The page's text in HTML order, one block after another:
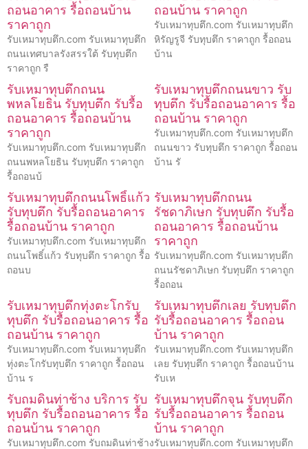
ถอนอาคาร รื้อถอนบ้าน
ราคาถูก
รับเหมาทุบตึก.com รับเหมาทุบตึก
ถนนเทศบาลรังสรรใต้ รับทุบตึก
ราคาถูก รื
ถอนบ้าน ราคาถูก
รับเหมาทุบตึก.com รับเหมาทุบตึก
หิรัญรูจี รับทุบตึก ราคาถูก รื้อถอน
บ้าน
รับเหมาทุบตึกถนน
พหลโยธิน รับทุบตึก รับรื้อ
ถอนอาคาร รื้อถอนบ้าน
ราคาถูก
รับเหมาทุบตึก.com รับเหมาทุบตึก
ถนนพหลโยธิน รับทุบตึก ราคาถูก
รื้อถอนบ้
รับเหมาทุบตึกถนนขาว รับ
ทุบตึก รับรื้อถอนอาคาร รื้อ
ถอนบ้าน ราคาถูก
รับเหมาทุบตึก.com รับเหมาทุบตึก
ถนนขาว รับทุบตึก ราคาถูก รื้อถอน
บ้าน รั
รับเหมาทุบตึกถนนโพธิ์แก้ว
รับทุบตึก รับรื้อถอนอาคาร
รื้อถอนบ้าน ราคาถูก
รับเหมาทุบตึก.com รับเหมาทุบตึก
ถนนโพธิ์แก้ว รับทุบตึก ราคาถูก รื้อ
ถอนบ
รับเหมาทุบตึกถนน
รัชดาภิเษก รับทุบตึก รับรื้อ
ถอนอาคาร รื้อถอนบ้าน
ราคาถูก
รับเหมาทุบตึก.com รับเหมาทุบตึก
ถนนรัชดาภิเษก รับทุบตึก ราคาถูก
รื้อถอน
รับเหมาทุบตึกทุ่งตะโกรับ
ทุบตึก รับรื้อถอนอาคาร รื้อ
ถอนบ้าน ราคาถูก
รับเหมาทุบตึก.com รับเหมาทุบตึก
ทุ่งตะโกรับทุบตึก ราคาถูก รื้อถอน
บ้าน ร
รับเหมาทุบตึกเลย รับทุบตึก
รับรื้อถอนอาคาร รื้อถอน
บ้าน ราคาถูก
รับเหมาทุบตึก.com รับเหมาทุบตึก
เลย รับทุบตึก ราคาถูก รื้อถอนบ้าน
รับเห
รับถมดินท่าช้าง บริการ รับ
ทุบตึก รับรื้อถอนอาคาร รื้อ
ถอนบ้าน ราคาถูก
รับเหมาทุบตึก.com รับถมดินท่าช้าง
รับเหมาทุบตึกจุน รับทุบตึก
รับรื้อถอนอาคาร รื้อถอน
บ้าน ราคาถูก
รับเหมาทุบตึก.com รับเหมาทุบตึก